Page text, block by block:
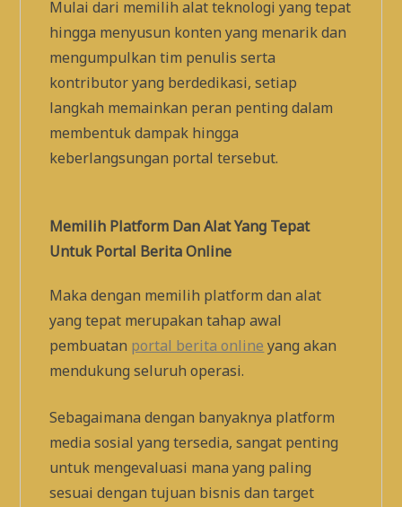
Mulai dari memilih alat teknologi yang tepat
hingga menyusun konten yang menarik dan
mengumpulkan tim penulis serta
kontributor yang berdedikasi, setiap
langkah memainkan peran penting dalam
membentuk dampak hingga
keberlangsungan portal tersebut.
Memilih Platform Dan Alat Yang Tepat
Untuk Portal Berita Online
Maka dengan memilih platform dan alat
yang tepat merupakan tahap awal
pembuatan portal berita online yang akan
mendukung seluruh operasi.
Sebagaimana dengan banyaknya platform
media sosial yang tersedia, sangat penting
untuk mengevaluasi mana yang paling
sesuai dengan tujuan bisnis dan target